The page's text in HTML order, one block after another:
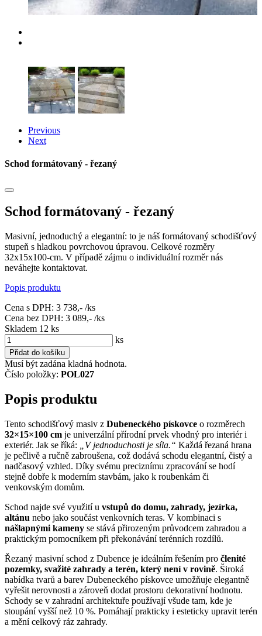
Previous
Next
Schod formátovaný - řezaný
Schod formátovaný - řezaný
Masivní, jednoduchý a elegantní: to je náš formátovaný schodišťový
stupeň s hladkou povrchovou úpravou. Celkové rozměry
32x15x100-cm. V případě zájmu o individuální rozměr nás
neváhejte kontaktovat.
Popis produktu
Cena s DPH: 3 738,- /ks
Cena bez DPH: 3 089,- /ks
Skladem 12 ks
ks
Přidat do košíku
Musí být zadána kladná hodnota.
Číslo položky: POL027
Popis produktu
Tento schodišťový masiv z Dubeneckého pískovce o rozměrech
32×15×100 cm je univerzální přírodní prvek vhodný pro interiér i
exteriér. Jak se říká:
„V jednoduchosti je síla.“ Každá řezaná hrana
je pečlivě a ručně zabroušena, což dodává schodu elegantní, čistý a
nadčasový vzhled. Díky svému preciznímu zpracování se hodí
stejně dobře k moderním stavbám, jako k roubenkám či
venkovským domům.
Schod najde své využití u vstupů do domu, zahrady, jezírka,
altánu nebo jako součást venkovních teras. V kombinaci s
nášlapnými kameny se stává přirozeným průvodcem zahradou a
praktickým pomocníkem při překonávání terénních rozdílů.
Řezaný masivní schod z Dubence je ideálním řešením pro členité
pozemky, svažité zahrady a terén, který není v rovině. Široká
nabídka tvarů a barev Dubeneckého pískovce umožňuje elegantně
vyřešit nerovnosti a zároveň dodat prostoru dekorativní hodnotu.
Schody se v zahradní architektuře používají všude tam, kde je
stoupání vyšší než 10 %. Pomáhají prakticky i esteticky upravit terén
a mění celkový ráz zahrady.